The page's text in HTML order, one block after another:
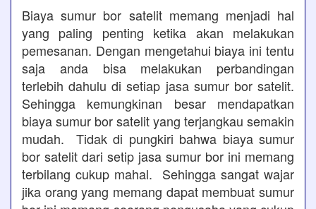
Biaya sumur bor satelit memang menjadi hal
yang paling penting ketika akan melakukan
pemesanan. Dengan mengetahui biaya ini tentu
saja anda bisa melakukan perbandingan
terlebih dahulu di setiap jasa sumur bor satelit.
Sehingga kemungkinan besar mendapatkan
biaya sumur bor satelit yang terjangkau semakin
mudah. Tidak di pungkiri bahwa biaya sumur
bor satelit dari setip jasa sumur bor ini memang
terbilang cukup mahal. Sehingga sangat wajar
jika orang yang memang dapat membuat sumur